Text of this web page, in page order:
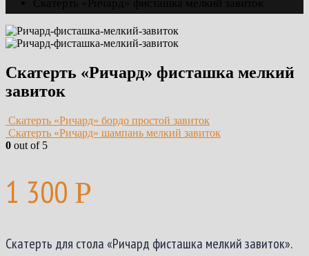
Скатерть «Ричард» фисташка мелкий
завиток
Скатерть «Ричард» бордо простой завиток
Скатерть «Ричард» шампань мелкий завиток
0 out of 5
1 300 Р
Скатерть для стола «Ричард фисташка мелкий завиток».